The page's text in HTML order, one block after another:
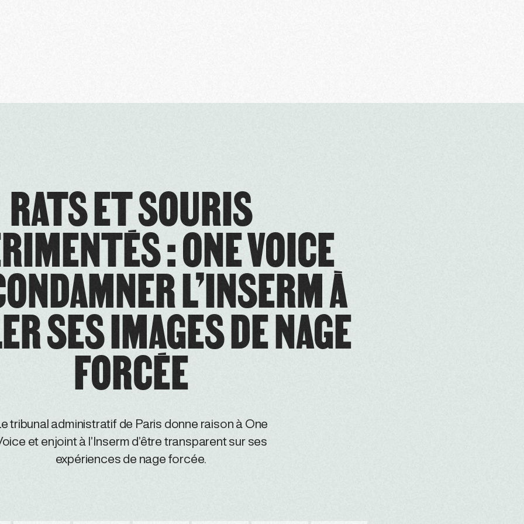
RATS ET SOURIS
: ONE VOICE
L’INSERM À
SES IMAGES DE NAGE
FORCÉE
tribunal administratif de Paris donne raison à One
et enjoint à l’Inserm d’être transparent sur ses
expériences de nage forcée.